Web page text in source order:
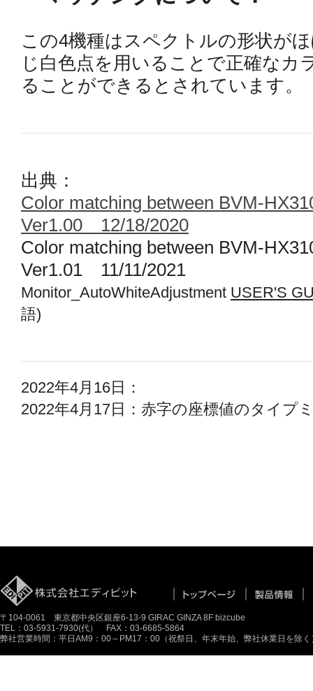
この4機種はスペクトルの形状が
じ白色点を用いることで正確なカ
ることができるとされています。
出典：
Color matching between BVM-
Ver1.00 12/18/2020
Color matching between BVM-
Ver1.01 11/11/2021
Monitor_AutoWhiteAdjustment USER'S
語)
2022年4月16日：
2022年4月17日：赤字の座標値のタイプ
〒104-0061 東京都中央区銀座6-13-9 GIRAC GINZA 8F bizcube
TEL：03-5931-7930(代） FAX：03-6685-5864
弊社営業時間：平日AM9：00～PM17：00（祝祭日、年末年始、弊社休業日を除く